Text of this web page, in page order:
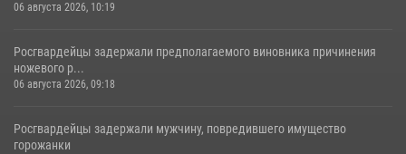
06 августа 2026, 10:19
Росгвардейцы задержали предполагаемого виновника причинения
ножевого р...
06 августа 2026, 09:18
Росгвардейцы задержали мужчину, повредившего имущество
горожанки